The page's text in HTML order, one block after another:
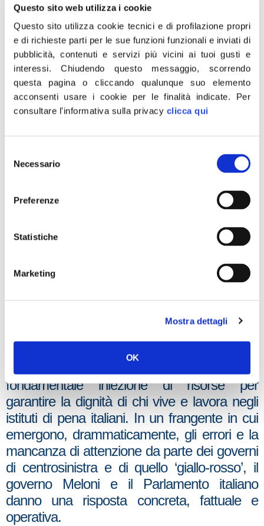
Questo sito web utilizza i cookie
Questo sito utilizza cookie tecnici e di profilazione propri
e di richieste parti per le sue funzioni funzionali e inviati di
pubblicità, contenuti e servizi più vicini ai tuoi gusti e
interessi.Chiudendo questo messaggio, scorrendo
questa pagina o cliccando qualunque suo elemento
acconsenti usare i cookie per le finalità indicate. Per
consultare l'informativa sulla privacy clicca qui
delNecessario
Preferenze
Statistiche
Marketing
Mostra dettagli
OK
“Bene l’approvazione del Dl carceri, punto di
inizio di un nuovo sistema che col tempo
raggiungerà efficienza e stabilizzazione di un
settore da sempre in affanno. Per la prima
volta si sta affrontando la questione in
maniera strutturale, così da immaginare e
prevedere le problematiche, affinché si
ministro Nordio e del governo Meloni che
affrontano le criticità con senso di
responsabilità, a differenza della sinistra che
in anni di governo ha pensato -come fa
tuttora- solamente alla propaganda e poco o
nulla alle necessità vere del mondo
carcerario”, aggiunge Daniela Dondi,
deputato di Fratelli d’Italia in Commissione
“Mille agenti e venti dirigenti in più, oltre i
penitenziaria. Il ‘dl Carceri’, appena
approvato alla Camera, assegna una
fondamentale iniezione di risorse per
garantire la dignità di chi vive e lavora negli
istituti di pena italiani. In un frangente in cui
emergono, drammaticamente, gli errori e la
mancanza di attenzione da parte dei governi
di centrosinistra e di quello ‘giallo-rosso’, il
governo Meloni e il Parlamento italiano
danno una risposta concreta, fattuale e
operativa.